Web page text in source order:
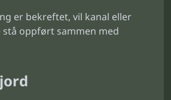
er bekreftet, vil kanal eller
oppført sammen med